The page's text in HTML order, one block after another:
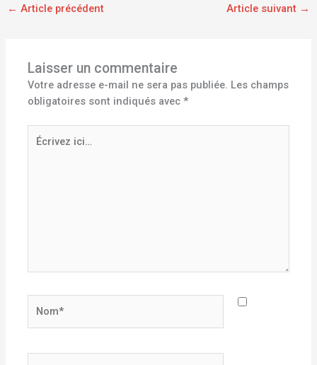
← Article précédent Article suivant →
Laisser un commentaire
Votre adresse e-mail ne sera pas publiée. Les champs
obligatoires sont indiqués avec*
Écrivez
ici…